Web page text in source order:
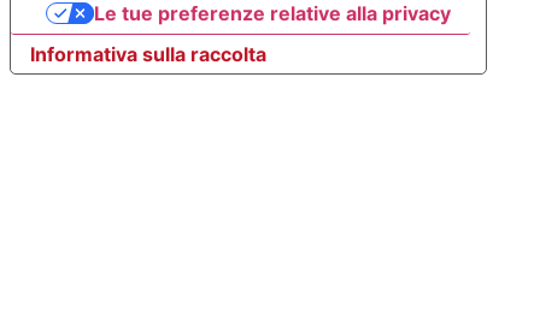
Informativa sulla raccolta
Le tue preferenze relative alla privacy